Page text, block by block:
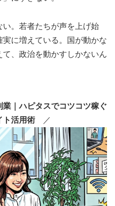
。若者たちが声を上げ始
に増えている。国が動かな
、政治を動かすしかないん
｜ハピタスでコツコツ稼ぐ
ト活用術 ／